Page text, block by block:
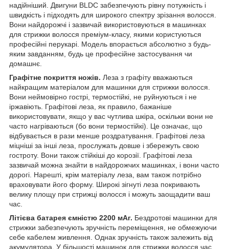
надійніший. Двигуни BLDC забезпечують рівну потужність і
швидкість і підходять для широкого спектру зрізання волосся.
Вони найдорожчі і зазвичай використовуються в машинках
для стрижки волосся преміум-класу, якими користуються
професійні перукарі. Модель впорається абсолютно з будь-
яким завданням, будь це професійне застосування чи
домашнє.
Графітне покриття ножів. Леза з графіту вважаються
найкращим матеріалом для машинки для стрижки волосся.
Вони неймовірно гострі, термостійкі, не руйнуються і не
іржавіють. Графітові леза, як правило, бажаніше
використовувати, якщо у вас чутлива шкіра, оскільки вони не
часто нагріваються (бо вони термостійкі). Це означає, що
відбувається в рази менше роздратування. Графітові леза
міцніші за інші леза, прослужать довше і збережуть свою
гостроту. Вони також стійкіші до корозії. Графітові леза
зазвичай можна знайти в найдорожчих машинках, і вони часто
дорогі. Нарешті, крім матеріалу леза, вам також потрібно
враховувати його форму. Широкі зігнуті леза покривають
велику площу при стрижці волосся і можуть заощадити ваш
час.
Літієва батарея ємністю 2200 мАг. Бездротові машинки для
стрижки забезпечують зручність переміщення, не обмежуючи
себе кабелем живлення. Однак зручність також залежить від
акумулятора. У більшості машинок для стрижки волосся час